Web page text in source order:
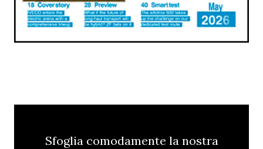
Sfoglia comodamente la nostra